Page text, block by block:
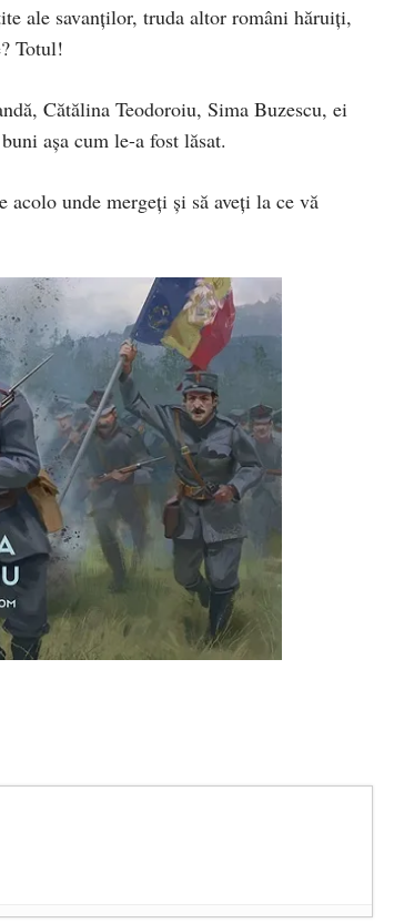
ale savanților, truda altor români hăruiți,
Totul!
Cătălina Teodoroiu, Sima Buzescu, ei
așa cum le-a fost lăsat.
unde mergeți și să aveți la ce vă